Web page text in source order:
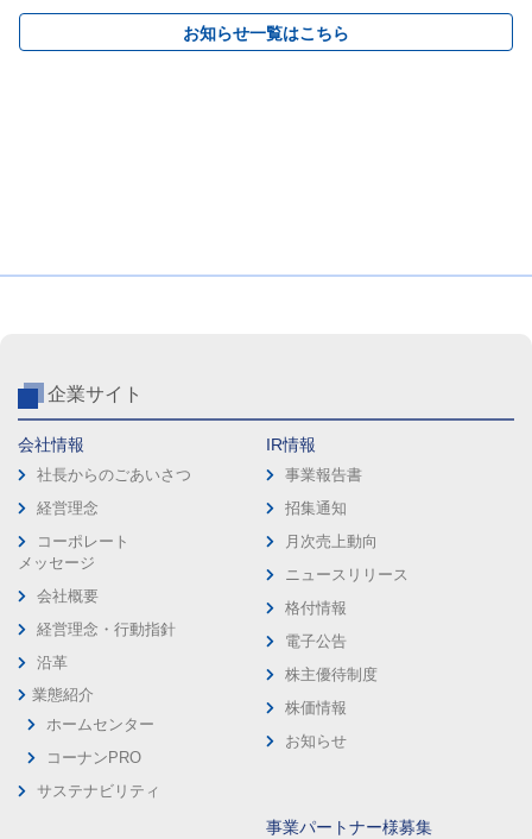
お知らせ一覧はこちら
企業サイト
会社情報
社長からのごあいさつ
経営理念
コーポレート
メッセージ
会社概要
経営理念・行動指針
沿革
業態紹介
ホームセンター
コーナンPRO
サステナビリティ
IR情報
事業報告書
招集通知
月次売上動向
ニュースリリース
格付情報
電子公告
株主優待制度
株価情報
お知らせ
事業パートナー様募集